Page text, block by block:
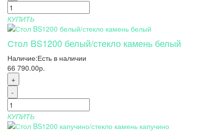
КУПИТЬ
Стол BS1200 белый/стекло камень белый
Наличие:Есть в наличии
66 790.00р.
+
-
КУПИТЬ